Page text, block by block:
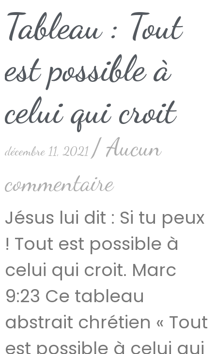
Tableau : Tout
est possible à
celui qui croit
décembre 11, 2021
Aucun
commentaire
Jésus lui dit : Si tu peux
! Tout est possible à
celui qui croit. Marc
9:23 Ce tableau
abstrait chrétien « Tout
est possible à celui qui